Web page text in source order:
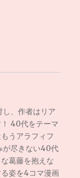
、作者はリア
40代をテーマ
うアラフィフ
が尽きない40代
葛藤を抱えな
姿を4コマ漫画